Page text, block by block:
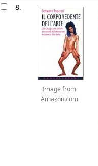
8.
Image from
Amazon.com